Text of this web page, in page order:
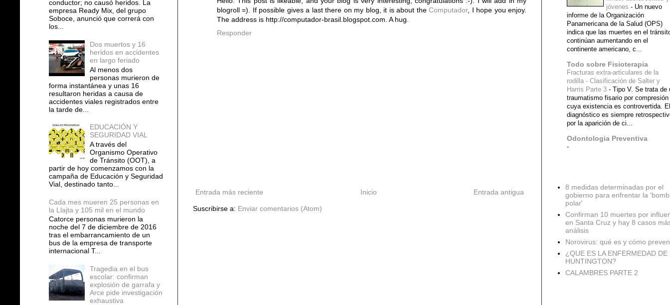
blogroll =). If possible gives a last there on my blog, it is about theComputador, I hope you enjoy.
The address is http://computador-brasil.blogspot.com. A hug.
Responder
Entrada más reciente Entrada antigua
Inicio
Suscribirse a: Enviar comentarios (Atom)
conductor; no causó heridos. La
empresa Ready Mix, del grupo
Soboce, anunció que correrá con
los...
Dos muertos y 16
heridos en accidentes
en largo feriado
Al menos dos
personas murieron de
forma instantánea y unas 16
resultaron heridas a causa de
accidentes viales registrados entre
la tarde de...
EDUCACIÓN Y
SEGURIDAD VIAL
A través del
Organismo Operativo
de Tránsito (OOT), a
partir de hoy comenzamos con la
campaña de Educación y Seguridad
Vial, destinado tanto...
Cada mes mueren 25 personas en
la Llajta y 105 mil en el mundo
Catorce personas murieron la
noche del 7 de diciembre de 2016
tras el embarrancamiento de un
bus de la empresa de transporte
internacional T...
Tragedia en el bus
escolar: confirman
explosión de garrafa y
Arce pide investigación
exhaustiva
jóvenes - Un nuevo
informe de la Organización
Panamericana de la Salud (OPS)
indica que las muertes en el
continúan aumentando en el
continente americano, c...
Todo sobre Fisioterapia
Fracturas extra-articulares de la
rodilla - Clasificación de Salter y
Harris Parte 3 - Tipo V. Se trata de
traumatismo fisario por compresión
cuya existencia es controvertida. El
diagnóstico es siempre
por la aparición de ci...
Odontologia Preventiva
-
8 medidas determinadas por el
gobierno para enfrentar la
polar'
Confirman 10 muertes por
en Santa Cruz y hay 8 casos
análisis
Norovirus: qué es y cómo
¿QUE ES LA ENFERMEDAD DE
HUNTINGTON?
CALAMBRES PARTE 2